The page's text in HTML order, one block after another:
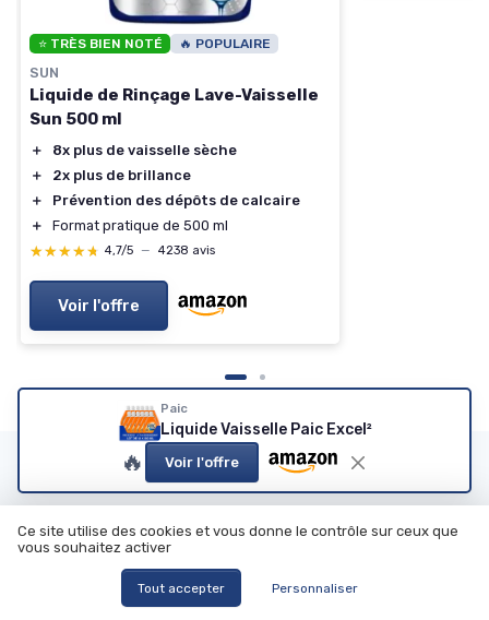
⭐ TRÈS BIEN NOTÉ 🔥 POPULAIRE
SUN
Liquide de Rinçage Lave-Vaisselle
Sun 500 ml
＋
8x plus de vaisselle sèche
＋
2x plus de brillance
＋
Prévention des dépôts de calcaire
＋
Format pratique de 500 ml
★★★★★
★★★★★ 4,7/5 — 4238 avis
Voir l'offre
Paic
Liquide Vaisselle Paic Excel²
🔥 Voir l'offre
Les articles par date
Janvier 2024
Février 2024
Mars 2024
Octobre 2024
Novembre 2024
Ce site utilise des cookies et vous donne le contrôle sur ceux que
vous souhaitez activer
Tout accepter Personnaliser